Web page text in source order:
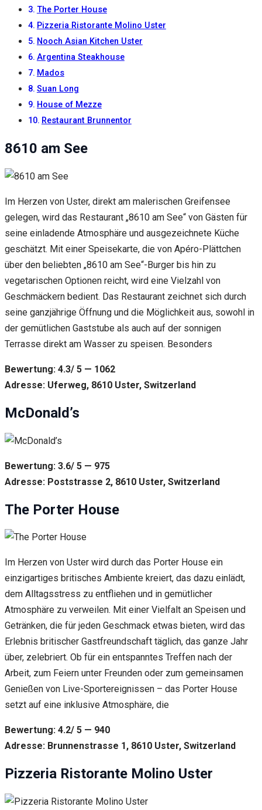
The Porter House
Pizzeria Ristorante Molino Uster
Nooch Asian Kitchen Uster
Argentina Steakhouse
Mados
Suan Long
House of Mezze
Restaurant Brunnentor
8610 am See
Im Herzen von Uster, direkt am malerischen Greifensee
gelegen, wird das Restaurant „8610 am See“ von Gästen für
seine einladende Atmosphäre und ausgezeichnete Küche
geschätzt. Mit einer Speisekarte, die von Apéro-Plättchen
über den beliebten „8610 am See“-Burger bis hin zu
vegetarischen Optionen reicht, wird eine Vielzahl von
Geschmäckern bedient. Das Restaurant zeichnet sich durch
seine ganzjährige Öffnung und die Möglichkeit aus, sowohl in
der gemütlichen Gaststube als auch auf der sonnigen
Terrasse direkt am Wasser zu speisen. Besonders
Bewertung: 4.3/ 5 — 1062
Adresse: Uferweg, 8610 Uster, Switzerland
McDonald’s
Bewertung: 3.6/ 5 — 975
Adresse: Poststrasse 2, 8610 Uster, Switzerland
The Porter House
Im Herzen von Uster wird durch das Porter House ein
einzigartiges britisches Ambiente kreiert, das dazu einlädt,
dem Alltagsstress zu entfliehen und in gemütlicher
Atmosphäre zu verweilen. Mit einer Vielfalt an Speisen und
Getränken, die für jeden Geschmack etwas bieten, wird das
Erlebnis britischer Gastfreundschaft täglich, das ganze Jahr
über, zelebriert. Ob für ein entspanntes Treffen nach der
Arbeit, zum Feiern unter Freunden oder zum gemeinsamen
Genießen von Live-Sportereignissen – das Porter House
setzt auf eine inklusive Atmosphäre, die
Bewertung: 4.2/ 5 — 940
Adresse: Brunnenstrasse 1, 8610 Uster, Switzerland
Pizzeria Ristorante Molino Uster
personalisierte
Inhalte und
sehen.